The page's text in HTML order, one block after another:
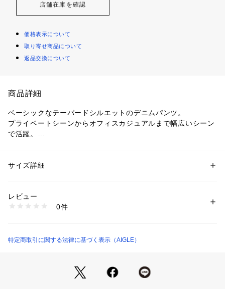
店舗在庫を確認
価格表示について
取り寄せ商品について
返品交換について
商品詳細
ベーシックなテーパードシルエットのデニムパンツ。
プライベートシーンからオフィスカジュアルまで幅広いシーン
で活躍。
性別：レディース
素材：綿66%　ポリエステル32%　ポリウレタン2%
商品番号：
ZHFBM99 （ショップ）
サイズ詳細
レビュー
0件
特定商取引に関する法律に基づく表示（AIGLE）